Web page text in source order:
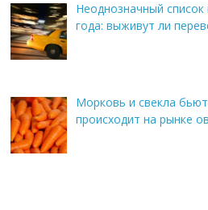
Неоднозначный
года: выживут ли
Морковь и свекла
происходит на рынке